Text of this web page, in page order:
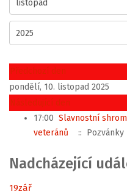
Předchozí den
pondělí, 10. listopad 2025
Následující den
17:00 Slavnostní
veteránů
:: Pozvánky
Nadcházející
19zář